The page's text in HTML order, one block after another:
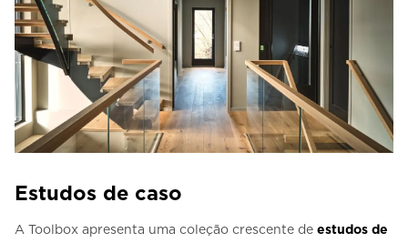
Estudos de caso
A Toolbox apresenta uma coleção crescente de estudos de